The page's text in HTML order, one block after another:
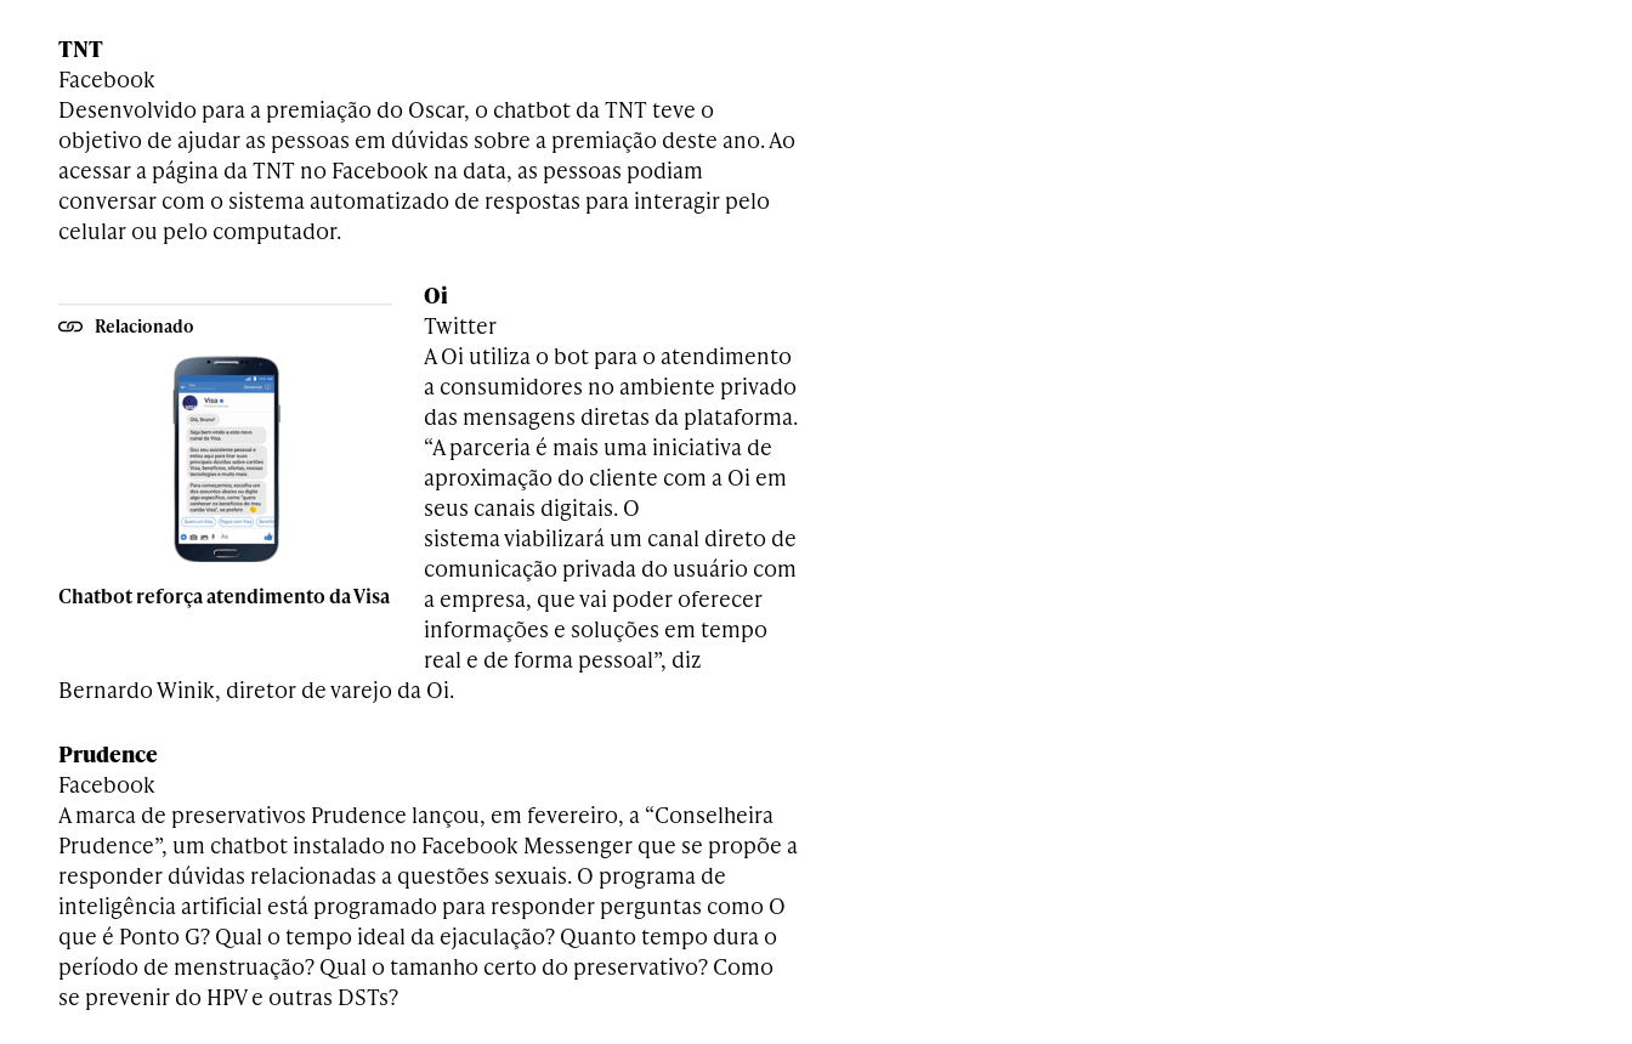
TNT
Facebook
Desenvolvido para a premiação do Oscar, o chatbot da TNT teve o
objetivo de ajudar as pessoas em dúvidas sobre a premiação deste ano. Ao
acessar a página da TNT no Facebook na data, as pessoas podiam
conversar com o sistema automatizado de respostas para interagir pelo
celular ou pelo computador.
Relacionado
Chatbot reforça atendimento da Visa
Oi
Twitter
A Oi utiliza o bot para o atendimento
a consumidores no ambiente privado
das mensagens diretas da plataforma.
“A parceria é mais uma iniciativa de
aproximação do cliente com a Oi em
seus canais digitais. O
sistema viabilizará um canal direto de
comunicação privada do usuário com
a empresa, que vai poder oferecer
informações e soluções em tempo
real e de forma pessoal”, diz
Bernardo Winik, diretor de varejo da Oi.
Prudence
Facebook
A marca de preservativos Prudence lançou, em fevereiro, a “Conselheira
Prudence”, um chatbot instalado no Facebook Messenger que se propõe a
responder dúvidas relacionadas a questões sexuais. O programa de
inteligência artificial está programado para responder perguntas como O
que é Ponto G? Qual o tempo ideal da ejaculação? Quanto tempo dura o
período de menstruação? Qual o tamanho certo do preservativo? Como
se prevenir do HPV e outras DSTs?